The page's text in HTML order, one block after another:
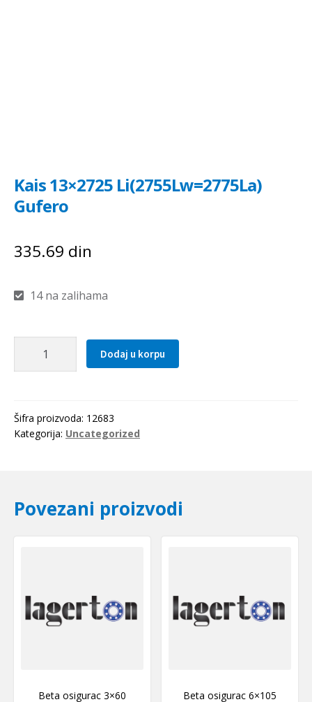
Kais 13×2725 Li(2755Lw=2775La)
Gufero
335.69 din
14 na zalihama
13x2725
količina
Dodaj u korpu
Šifra proizvoda: 12683
Kategorija: Uncategorized
Povezani proizvodi
Beta osigurac 3×60 Beta osigurac 6×105